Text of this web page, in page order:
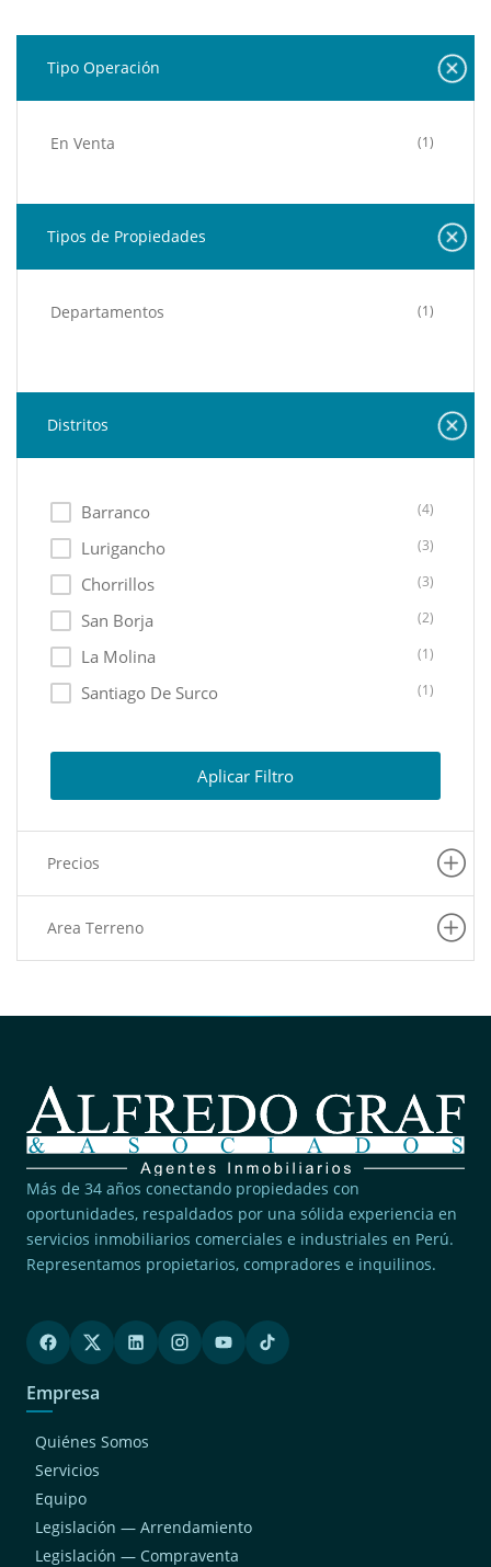
Tipo Operación
En Venta (1)
Tipos de Propiedades
Departamentos (1)
Distritos
Barranco (4)
Lurigancho (3)
Chorrillos (3)
San Borja (2)
La Molina (1)
Santiago De Surco (1)
Ate (1)
Ancon (1)
San Isidro
Aplicar Filtro
Precios
Area Terreno
Más de 34 años conectando propiedades con
oportunidades, respaldados por una sólida experiencia en
servicios inmobiliarios comerciales e industriales en Perú.
Representamos propietarios, compradores e inquilinos.
Empresa
Quiénes Somos
Servicios
Equipo
Legislación — Arrendamiento
Legislación — Compraventa